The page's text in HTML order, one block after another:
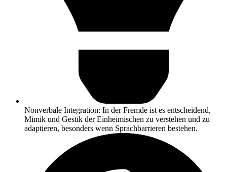
Nonverbale Integration: In der Fremde ist es entscheidend,
Mimik und Gestik der Einheimischen zu verstehen und zu
adaptieren, besonders wenn Sprachbarrieren bestehen.